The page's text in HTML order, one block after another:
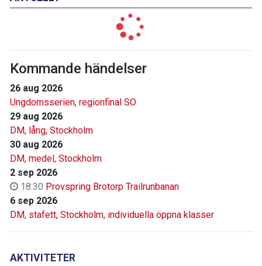
Kommande händelser
26 aug 2026
Ungdomsserien, regionfinal SO
29 aug 2026
DM, lång, Stockholm
30 aug 2026
DM, medel, Stockholm
2 sep 2026
18:30 Provspring Brotorp Trailrunbanan
6 sep 2026
DM, stafett, Stockholm, individuella öppna klasser
AKTIVITETER